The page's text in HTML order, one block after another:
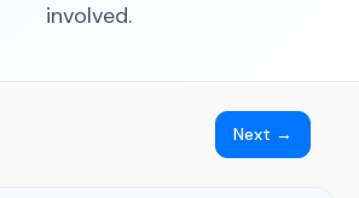
involved.
Next →